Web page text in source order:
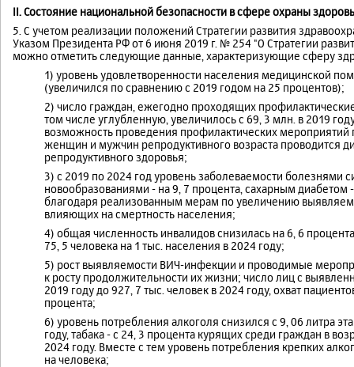
II. Состояние национальной безопасности в сфере охраны
5. С учетом реализации положений Стратегии развития
Указом Президента РФ от 6 июня 2019 г. № 254 "О Стратегии
можно отметить следующие данные, характеризующие сферу
1) уровень удовлетворенности населения медицинской
(увеличился по сравнению с 2019 годом на 25 процентов);
2) число граждан, ежегодно проходящих
том числе углубленную, увеличилось с 69, 3 млн. в 2019
возможность проведения профилактических мероприятий
женщин и мужчин репродуктивного возраста проводится
репродуктивного здоровья;
3) с 2019 по 2024 год уровень заболеваемости болезнями
новообразованиями - на 9, 7 процента, сахарным диабетом
благодаря реализованным мерам по увеличению
влияющих на смертность населения;
4) общая численность инвалидов снизилась на 6, 6
75, 5 человека на 1 тыс. населения в 2024 году;
5) рост выявляемости ВИЧ-инфекции и проводимые
к росту продолжительности их жизни; число лиц с
2019 году до 927, 7 тыс. человек в 2024 году, охват
процента;
6) уровень потребления алкоголя снизился с 9, 06 литра
году, табака - с 24, 3 процента курящих среди граждан в
2024 году. Вместе с тем уровень потребления крепких
на человека;